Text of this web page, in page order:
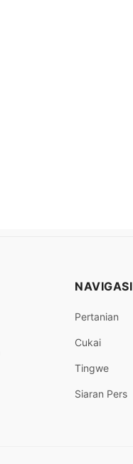
NAVIGASI
Pertanian
Cukai
Tingwe
Siaran Pers